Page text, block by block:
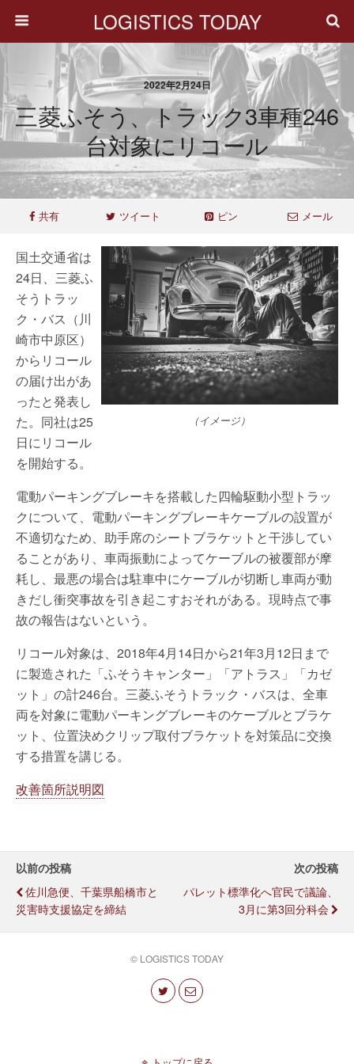
LOGISTICS TODAY
2022年2月24日
三菱ふそう、トラック3車種246
台対象にリコール
共有 ツイート ピン メール
（イメージ）
国土交通省は
24日、三菱ふ
そうトラッ
ク・バス（川
崎市中原区）
からリコール
の届け出があ
ったと発表し
た。同社は25
日にリコール
を開始する。
電動パーキングブレーキを搭載した四輪駆動小型トラッ
クについて、電動パーキングブレーキケーブルの設置が
不適切なため、助手席のシートブラケットと干渉してい
ることがあり、車両振動によってケーブルの被覆部が摩
耗し、最悪の場合は駐車中にケーブルが切断し車両が動
きだし衝突事故を引き起こすおそれがある。現時点で事
故の報告はないという。
リコール対象は、2018年4月14日から21年3月12日まで
に製造された「ふそうキャンター」「アトラス」「カゼ
ット」の計246台。三菱ふそうトラック・バスは、全車
両を対象に電動パーキングブレーキのケーブルとブラケ
ット、位置決めクリップ取付ブラケットを対策品に交換
する措置を講じる。
改善箇所説明図
以前の投稿
佐川急便、千葉県船橋市と
災害時支援協定を締結
次の投稿
パレット標準化へ官民で議論、
3月に第3回分科会
© LOGISTICS TODAY